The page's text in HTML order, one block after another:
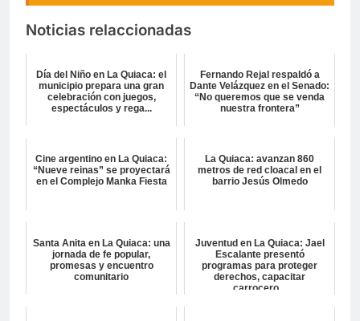
Noticias relaccionadas
Día del Niño en La Quiaca: el
municipio prepara una gran
celebración con juegos,
espectáculos y rega...
Fernando Rejal respaldó a
Dante Velázquez en el Senado:
“No queremos que se venda
nuestra frontera”
Cine argentino en La Quiaca:
“Nueve reinas” se proyectará
en el Complejo Manka Fiesta
La Quiaca: avanzan 860
metros de red cloacal en el
barrio Jesús Olmedo
Santa Anita en La Quiaca: una
jornada de fe popular,
promesas y encuentro
comunitario
Juventud en La Quiaca: Jael
Escalante presentó
programas para proteger
derechos, capacitar
carrocero...